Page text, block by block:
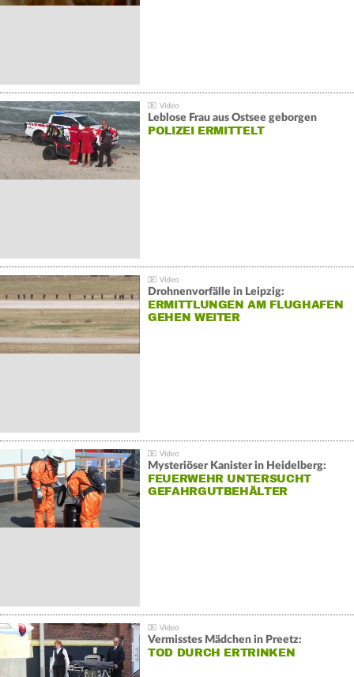
Leblose Frau aus Ostsee geborgen
POLIZEI ERMITTELT
Drohnenvorfälle in Leipzig:
ERMITTLUNGEN AM FLUGHAFEN
GEHEN WEITER
Mysteriöser Kanister in Heidelberg:
FEUERWEHR UNTERSUCHT
GEFAHRGUTBEHÄLTER
Vermisstes Mädchen in Preetz:
TOD DURCH ERTRINKEN